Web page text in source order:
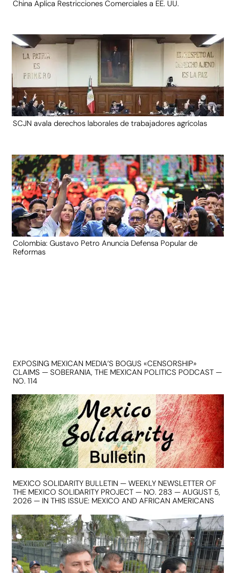
China Aplica Restricciones Comerciales a EE. UU.
SCJN avala derechos laborales de trabajadores agrícolas
Colombia: Gustavo Petro Anuncia Defensa Popular de
Reformas
EXPOSING MEXICAN MEDIA’S BOGUS «CENSORSHIP»
CLAIMS — SOBERANIA, THE MEXICAN POLITICS PODCAST —
NO. 114
MEXICO SOLIDARITY BULLETIN — WEEKLY NEWSLETTER OF
THE MEXICO SOLIDARITY PROJECT — NO. 283 — AUGUST 5,
2026 — IN THIS ISSUE: MEXICO AND AFRICAN AMERICANS